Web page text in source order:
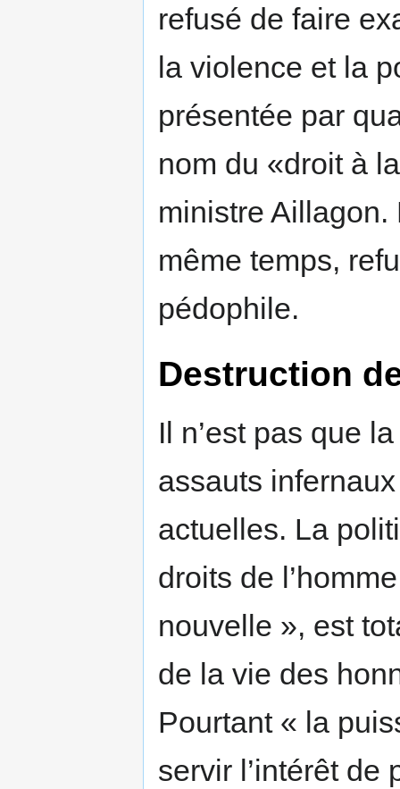
refusé de faire
la violence et la
présentée par
nom du «droit à
ministre Aillagon.
même temps,
pédophile.
Destruction
Il n’est pas que
assauts
actuelles. La
droits de
nouvelle », est
de la vie des
Pourtant « la
servir l’intérêt de